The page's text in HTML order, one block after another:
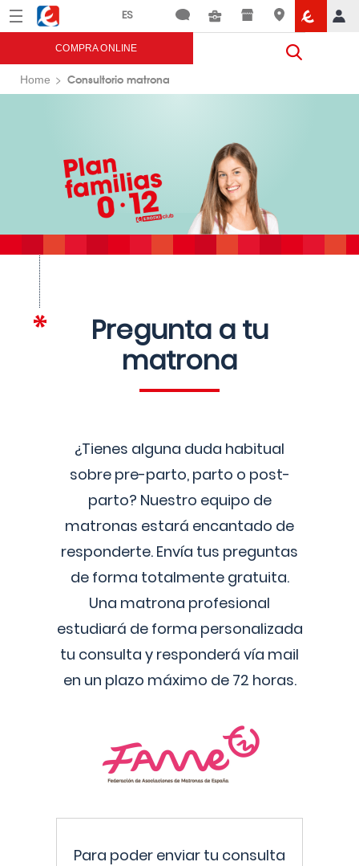
Menú Eroski
COMPRA ONLINE
Home Consultorio matrona
Pregunta a tu
matrona
¿Tienes alguna duda habitual
sobre pre-parto, parto o post-
parto? Nuestro equipo de
matronas estará encantado de
responderte. Envía tus preguntas
de forma totalmente gratuita.
Una matrona profesional
estudiará de forma personalizada
tu consulta y responderá vía mail
en un plazo máximo de 72 horas.
Para poder enviar tu consulta